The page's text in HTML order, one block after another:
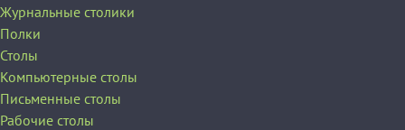
Журнальные столики
Полки
Столы
Компьютерные столы
Письменные столы
Рабочие столы